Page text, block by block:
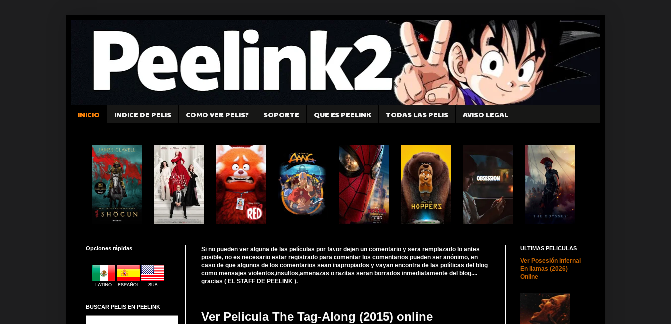
INICIO INDICE DE PELIS COMO VER PELIS? SOPORTE QUE ES PEELINK TODAS LAS PELIS AVISO LEGAL
Si no pueden ver alguna de las películas por favor dejen un comentario y sera remplazado lo antes
posible, no es necesario estar registrado para comentar los comentarios pueden ser anónimo, en
caso de que algunos de los comentarios sean inapropiados y vayan encontra de las políticas del blog
como mensajes violentos,insultos,amenazas o razitas seran borrados inmediatamente del blog....
gracias ( EL STAFF DE PEELINK ).
Ver Pelicula The Tag-Along (2015) online
Opciones rápidas
BUSCAR PELIS EN PEELINK
ULTIMAS PELICULAS
Ver Posesión infernal
En llamas (2026)
Online